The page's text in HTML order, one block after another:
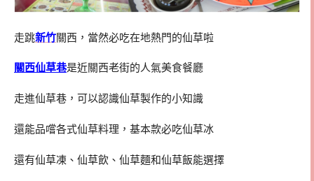
走跳新竹關西，當然必吃在地熱門的仙草啦
關西仙草巷是近關西老街的人氣美食餐廳
走進仙草巷，可以認識仙草製作的小知識
還能品嚐各式仙草料理，基本款必吃仙草冰
還有仙草凍、仙草飲、仙草麵和仙草飯能選擇